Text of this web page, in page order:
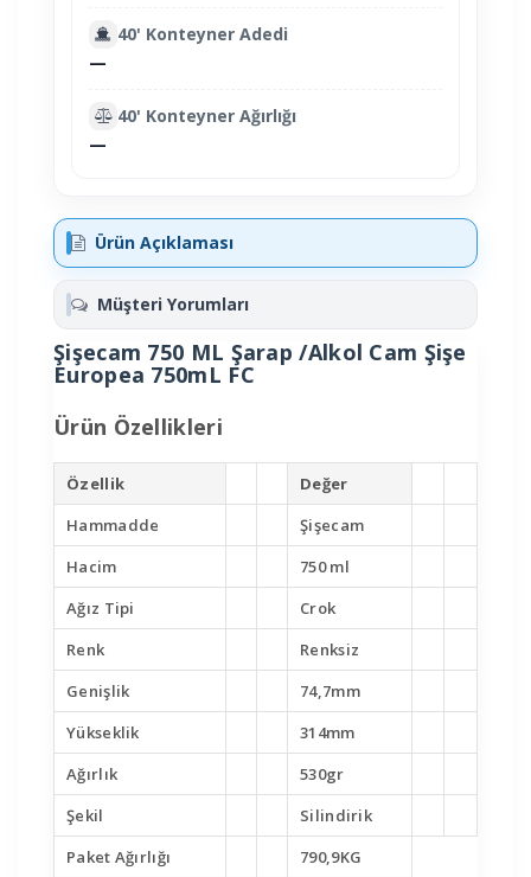
40' Konteyner Adedi
—
40' Konteyner Ağırlığı
—
Ürün Açıklaması
Müşteri Yorumları
Şişecam 750 ML Şarap /Alkol Cam Şişe
Europea 750mL FC
Ürün Özellikleri
Özellik
Değer
Hammadde
Şişecam
Hacim
750 ml
Ağız Tipi
Crok
Renk
Renksiz
Genişlik
74,7mm
Yükseklik
314mm
Ağırlık
530gr
Şekil
Silindirik
Paket Ağırlığı
790,9KG